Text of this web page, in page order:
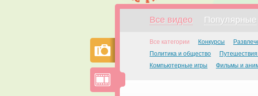
Все видео Популярные
Все категории Конкурсы
Политика и общество
Компьютерные игры
Фильмы и